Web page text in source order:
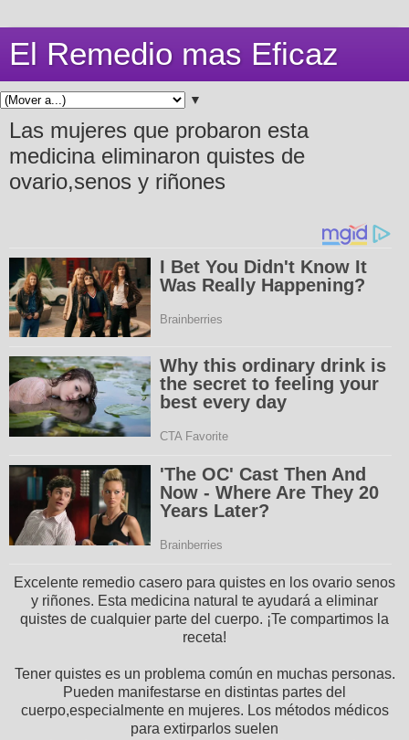
El Remedio mas Eficaz
▼
Las mujeres que probaron esta
medicina eliminaron quistes de
ovario,senos y riñones
Excelente remedio casero para quistes en los ovario senos
y riñones. Esta medicina natural te ayudará a eliminar
quistes de cualquier parte del cuerpo. ¡Te compartimos la
receta!
Tener quistes es un problema común en muchas personas.
Pueden manifestarse en distintas partes del
cuerpo,especialmente en mujeres. Los métodos médicos
para extirparlos suelen